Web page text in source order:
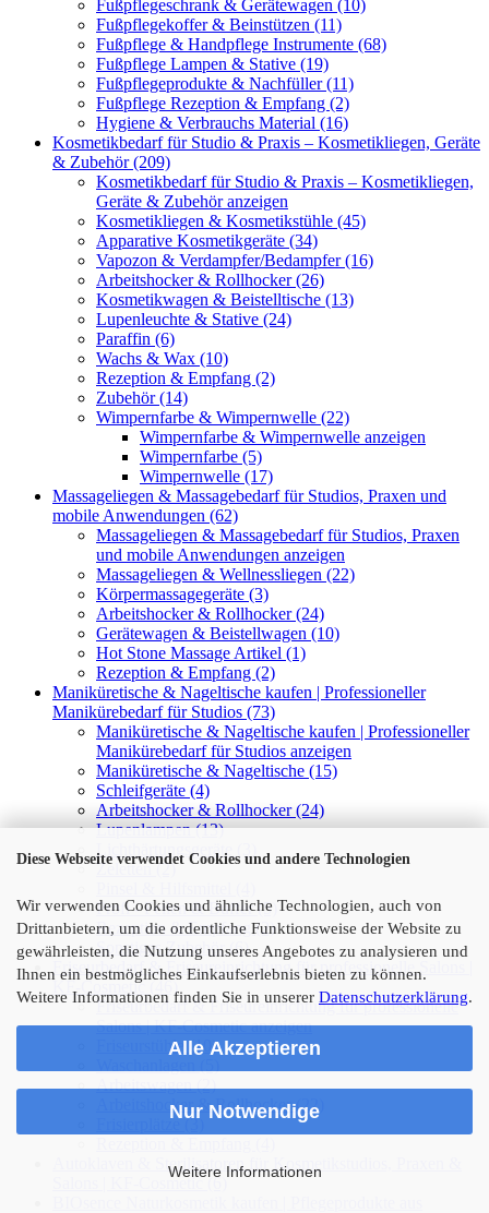
Diese Webseite verwendet Cookies und andere Technologien
Wir verwenden Cookies und ähnliche Technologien, auch von
Drittanbietern, um die ordentliche Funktionsweise der Website zu
gewährleisten, die Nutzung unseres Angebotes zu analysieren und
Ihnen ein bestmögliches Einkaufserlebnis bieten zu können.
Weitere Informationen finden Sie in unserer Datenschutzerklärung.
Alle Akzeptieren
Nur Notwendige
Weitere Informationen
Fußpflegeschrank & Gerätewagen (10)
Fußpflegekoffer & Beinstützen (11)
Fußpflege & Handpflege Instrumente (68)
Fußpflege Lampen & Stative (19)
Fußpflegeprodukte & Nachfüller (11)
Fußpflege Rezeption & Empfang (2)
Hygiene & Verbrauchs Material (16)
Kosmetikbedarf für Studio & Praxis – Kosmetikliegen, Geräte
& Zubehör (209)
Kosmetikbedarf für Studio & Praxis – Kosmetikliegen,
Geräte & Zubehör anzeigen
Kosmetikliegen & Kosmetikstühle (45)
Apparative Kosmetikgeräte (34)
Vapozon & Verdampfer/Bedampfer (16)
Arbeitshocker & Rollhocker (26)
Kosmetikwagen & Beistelltische (13)
Lupenleuchte & Stative (24)
Paraffin (6)
Wachs & Wax (10)
Rezeption & Empfang (2)
Zubehör (14)
Wimpernfarbe & Wimpernwelle (22)
Wimpernfarbe & Wimpernwelle anzeigen
Wimpernfarbe (5)
Wimpernwelle (17)
Massageliegen & Massagebedarf für Studios, Praxen und
mobile Anwendungen (62)
Massageliegen & Massagebedarf für Studios, Praxen
und mobile Anwendungen anzeigen
Massageliegen & Wellnessliegen (22)
Körpermassagegeräte (3)
Arbeitshocker & Rollhocker (24)
Gerätewagen & Beistellwagen (10)
Hot Stone Massage Artikel (1)
Rezeption & Empfang (2)
Maniküretische & Nageltische kaufen | Professioneller
Manikürebedarf für Studios (73)
Maniküretische & Nageltische kaufen | Professioneller
Manikürebedarf für Studios anzeigen
Maniküretische & Nageltische (15)
Schleifgeräte (4)
Arbeitshocker & Rollhocker (24)
Lupenlampen (13)
Lichthärtungsgeräte (3)
Zeletten (2)
Profi - Feilen & Buffer (5)
Rezeption & Empfang (2)
Sonstiges Zubehör (6)
Friseurbedarf & Friseureinrichtung für professionelle Salons |
KF-Cosmetic (46)
Friseurbedarf & Friseureinrichtung für professionelle
Salons | KF-Cosmetic anzeigen
Friseurstühle (10)
Arbeitswagen (2)
Arbeitshocker & Rollhocker (22)
Frisierplätze (3)
Autoklaven & Sterilisatoren für Kosmetikstudios, Praxen &
Salons | KF-Cosmetic (6)